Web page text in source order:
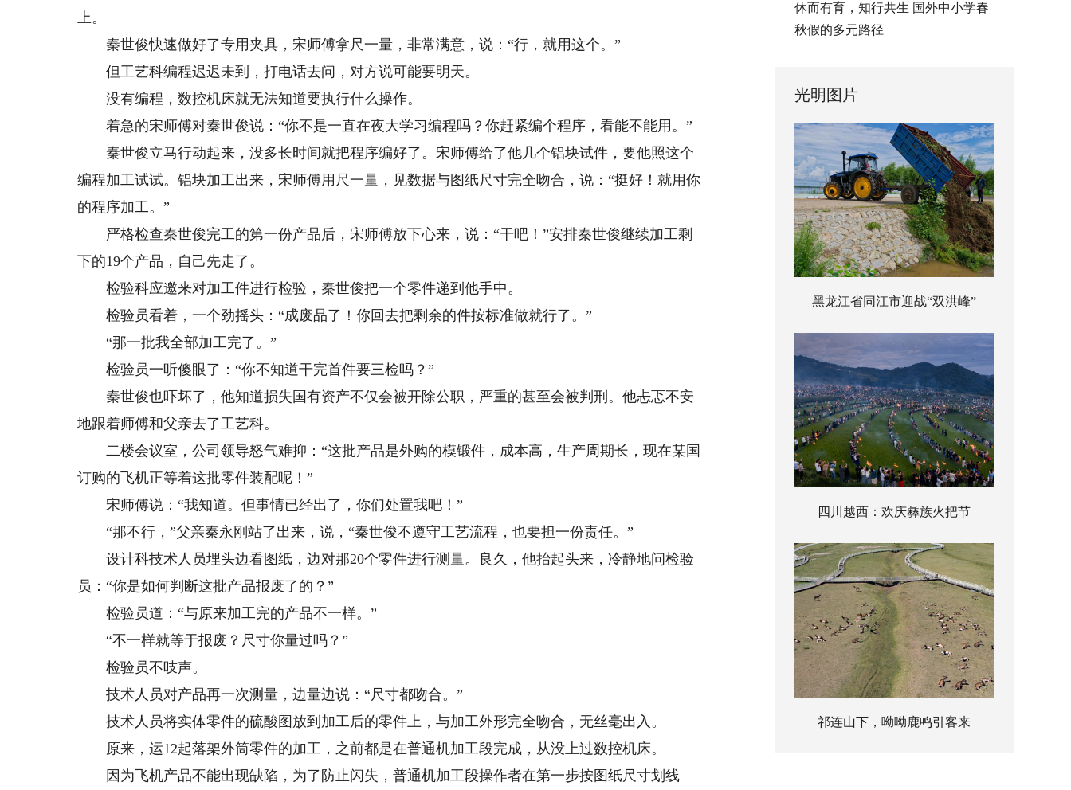
上。
秦世俊快速做好了专用夹具，宋师傅拿尺一量，非常满意，说：“行，就用这个。”
但工艺科编程迟迟未到，打电话去问，对方说可能要明天。
没有编程，数控机床就无法知道要执行什么操作。
着急的宋师傅对秦世俊说：“你不是一直在夜大学习编程吗？你赶紧编个程序，看能不能用。”
秦世俊立马行动起来，没多长时间就把程序编好了。宋师傅给了他几个铝块试件，要他照这个
编程加工试试。铝块加工出来，宋师傅用尺一量，见数据与图纸尺寸完全吻合，说：“挺好！就用你
的程序加工。”
严格检查秦世俊完工的第一份产品后，宋师傅放下心来，说：“干吧！”安排秦世俊继续加工剩
下的19个产品，自己先走了。
检验科应邀来对加工件进行检验，秦世俊把一个零件递到他手中。
检验员看着，一个劲摇头：“成废品了！你回去把剩余的件按标准做就行了。”
“那一批我全部加工完了。”
检验员一听傻眼了：“你不知道干完首件要三检吗？”
秦世俊也吓坏了，他知道损失国有资产不仅会被开除公职，严重的甚至会被判刑。他忐忑不安
地跟着师傅和父亲去了工艺科。
二楼会议室，公司领导怒气难抑：“这批产品是外购的模锻件，成本高，生产周期长，现在某国
订购的飞机正等着这批零件装配呢！”
宋师傅说：“我知道。但事情已经出了，你们处置我吧！”
“那不行，”父亲秦永刚站了出来，说，“秦世俊不遵守工艺流程，也要担一份责任。”
设计科技术人员埋头边看图纸，边对那20个零件进行测量。良久，他抬起头来，冷静地问检验
员：“你是如何判断这批产品报废了的？”
检验员道：“与原来加工完的产品不一样。”
“不一样就等于报废？尺寸你量过吗？”
检验员不吱声。
技术人员对产品再一次测量，边量边说：“尺寸都吻合。”
技术人员将实体零件的硫酸图放到加工后的零件上，与加工外形完全吻合，无丝毫出入。
原来，运12起落架外筒零件的加工，之前都是在普通机加工段完成，从没上过数控机床。
因为飞机产品不能出现缺陷，为了防止闪失，普通机加工段操作者在第一步按图纸尺寸划线
休而有育，知行共生 国外中小学春
秋假的多元路径
光明图片
黑龙江省同江市迎战“双洪峰”
四川越西：欢庆彝族火把节
祁连山下，呦呦鹿鸣引客来